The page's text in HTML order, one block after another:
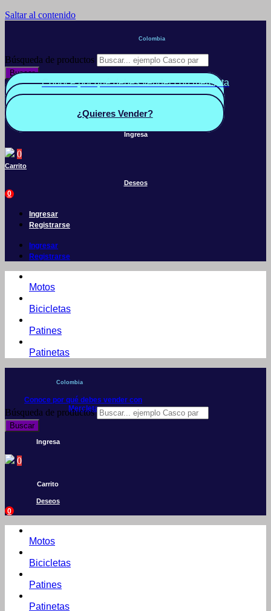
Saltar al contenido
Colombia
Búsqueda de productos
Buscar
Conoce por qué debes vender con mercleta
Quiero Vender
¿Quieres Vender?
Ingresa
0
Carrito
Deseos
0
Ingresar
Registrarse
Ingresar
Registrarse
Motos
Bicicletas
Patines
Patinetas
Colombia
Conoce por qué debes vender con
Mercleta
Búsqueda de productos
Buscar
Ingresa
0
Carrito
Deseos
0
Motos
Bicicletas
Patines
Patinetas